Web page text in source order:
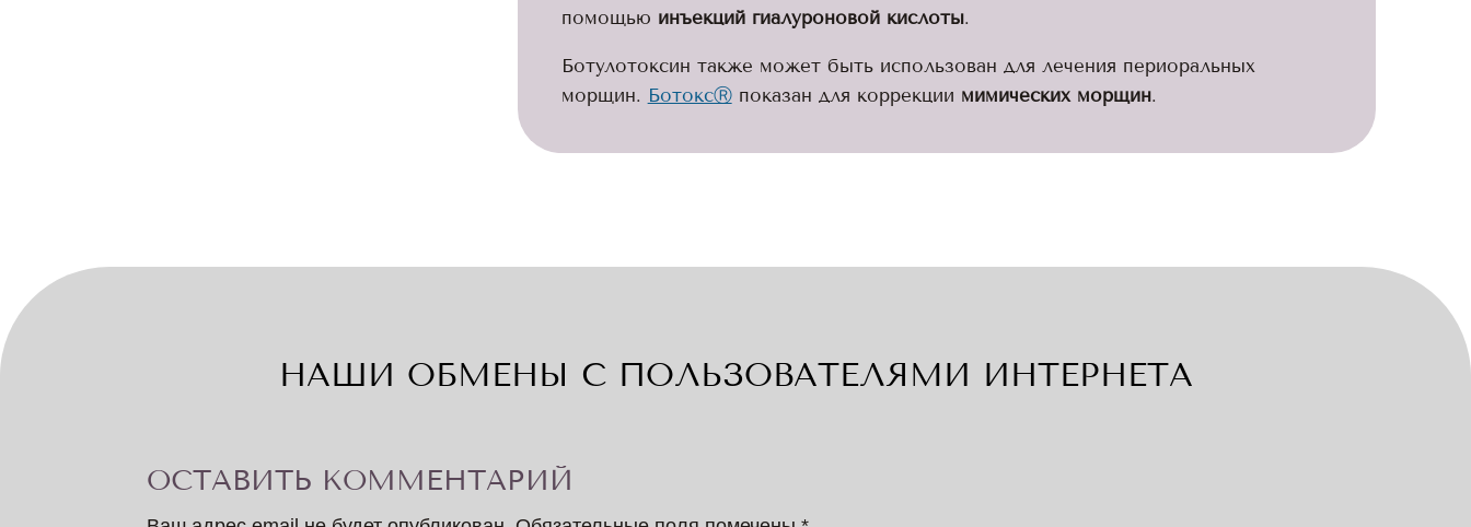
помощью инъекций гиалуроновой кислоты.
Ботулотоксин также может быть использован для лечения периоральных
морщин. БотоксⓇпоказан для коррекции мимических морщин.
НАШИ ОБМЕНЫ С ПОЛЬЗОВАТЕЛЯМИ ИНТЕРНЕТА
ОСТАВИТЬ КОММЕНТАРИЙ